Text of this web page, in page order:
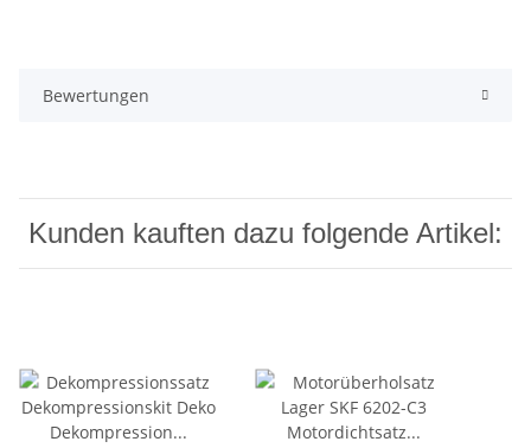
Bewertungen
Kunden kauften dazu folgende Artikel: